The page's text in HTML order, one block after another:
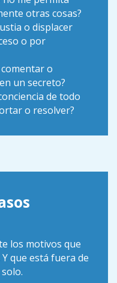
otras cosas?
o displacer
o por
o
un secreto?
de todo
o resolver?
los motivos que
que está fuera de